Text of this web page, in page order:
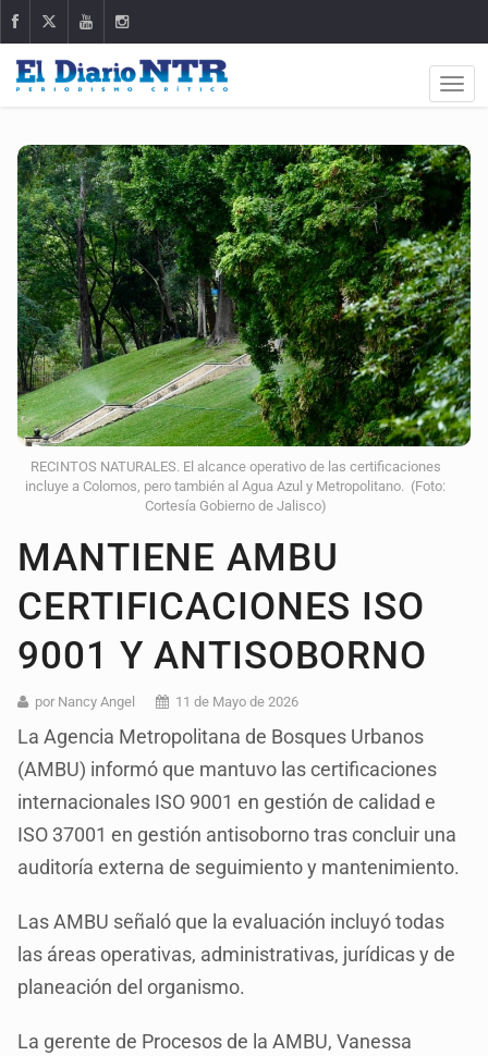
RECINTOS NATURALES. El alcance operativo de las certificaciones
incluye a Colomos, pero también al Agua Azul y Metropolitano. (Foto:
Cortesía Gobierno de Jalisco)
MANTIENE AMBU
CERTIFICACIONES ISO
9001 Y ANTISOBORNO
por Nancy Angel 11 de Mayo de 2026
La Agencia Metropolitana de Bosques Urbanos
(AMBU) informó que mantuvo las certificaciones
internacionales ISO 9001 en gestión de calidad e
ISO 37001 en gestión antisoborno tras concluir una
auditoría externa de seguimiento y mantenimiento.
Las AMBU señaló que la evaluación incluyó todas
las áreas operativas, administrativas, jurídicas y de
planeación del organismo.
La gerente de Procesos de la AMBU, Vanessa